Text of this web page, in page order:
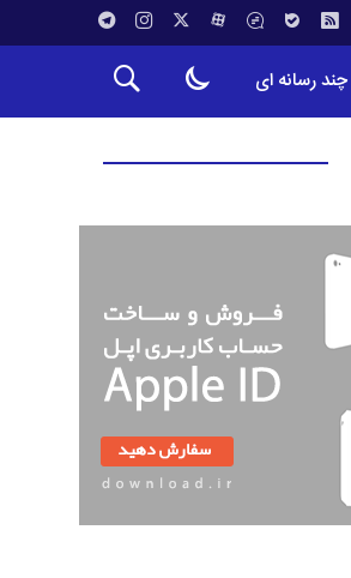
چند رسانه ای